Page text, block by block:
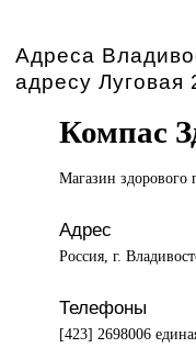
Адреса
адресу Луговая
Компас
Магазин здорового
Адрес
Россия, г.
Телефоны
[423] 2698006